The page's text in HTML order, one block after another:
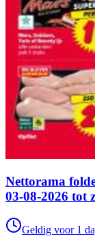
Nettorama
03-08-2026 tot
Geldig voor 1